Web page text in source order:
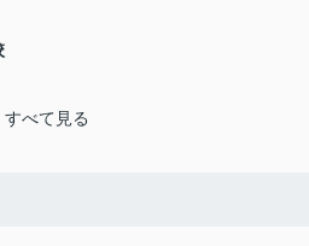
すべて見る